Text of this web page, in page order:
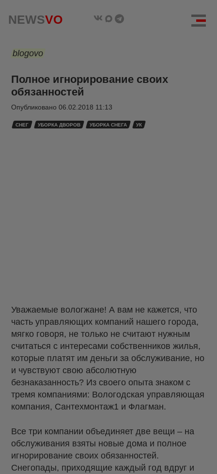
NEWSVO
blogovo
Полное игнорирование своих
обязанностей
Опубликовано 06.02.2018 11:13
СНЕГ УБОРКА ДВОРОВ УБОРКА СНЕГА УК
Уважаемые вологжане! А вам не кажется, что
часть управляющих компаний нашего города,
мягко говоря, не только не считают нужным
считаться с интересами собственников жилья,
которые платят им деньги за обслуживание, но
и чувствуют свою абсолютную
безнаказанность? Из своего опыта знаком с
тремя компаниями: Вологодская управляющая
компания, Сантехмонтаж1 и Флагман.
Все три компании объединяет две вещи – на
обслуживания взяты новые дома и полное
игнорирование своих обязанностей.
Снегопады, приходящие каждый год вдруг и